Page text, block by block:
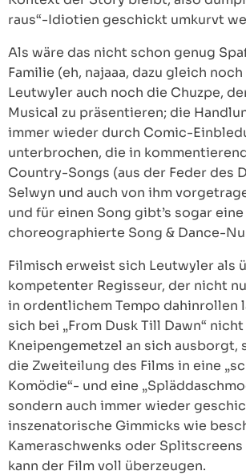
raus“-Idiotien geschickt umkurvt
Als wäre das nicht schon genug
Familie (eh, najaaa, dazu gleich noch
Leutwyler auch noch die Chuzpe,
Musical zu präsentieren; die
immer wieder durch Comic-
unterbrochen, die in
Country-Songs (aus der Feder des
Selwyn und auch von ihm
und für einen Song gibt’s sogar
choreographierte Song & Dance-
Filmisch erweist sich Leutwyler als
kompetenter Regisseur, der nicht
in ordentlichem Tempo dahinrollen
sich bei „From Dusk Till Dawn“
Kneipengemetzel an sich ausborgt,
die Zweiteilung des Films in eine
Komödie“- und eine
sondern auch immer wieder
inszenatorische Gimmicks wie
Kameraschwenks oder
kann der Film voll überzeugen.